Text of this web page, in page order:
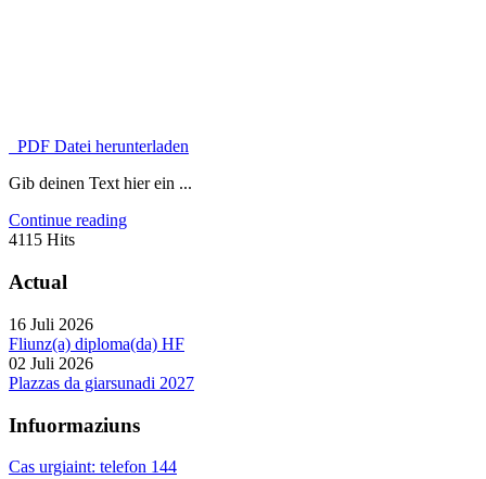
PDF Datei herunterladen
Gib deinen Text hier ein ...
Continue reading
4115 Hits
Actual
16 Juli 2026
Fliunz(a) diploma(da) HF
02 Juli 2026
Plazzas da giarsunadi 2027
Infuormaziuns
Cas urgiaint: telefon 144